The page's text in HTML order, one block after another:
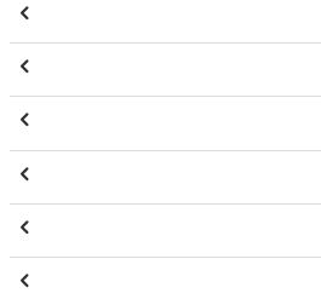





